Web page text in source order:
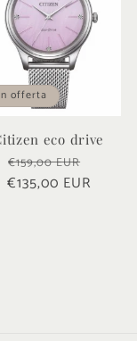
offerta
eco drive
Prezzo
di
€159,00 EUR
scontato
€135,00 EUR